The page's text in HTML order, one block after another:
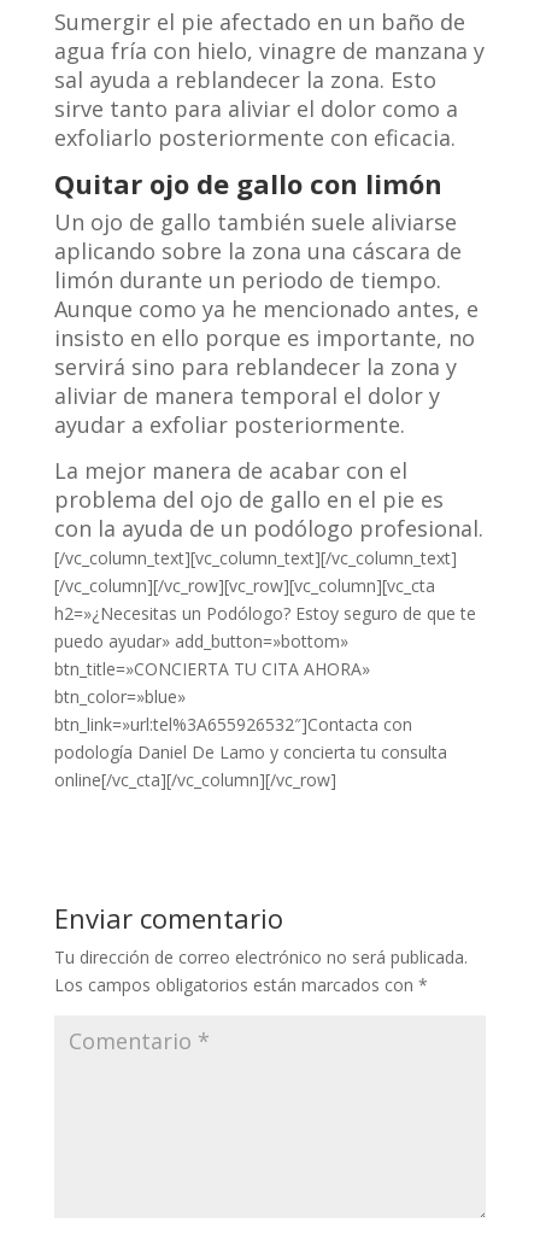
Sumergir el pie afectado en un baño de
agua fría con hielo, vinagre de manzana y
sal ayuda a reblandecer la zona. Esto
sirve tanto para aliviar el dolor como a
exfoliarlo posteriormente con eficacia.
Quitar ojo de gallo con limón
Un ojo de gallo también suele aliviarse
aplicando sobre la zona una cáscara de
limón durante un periodo de tiempo.
Aunque como ya he mencionado antes, e
insisto en ello porque es importante, no
servirá sino para reblandecer la zona y
aliviar de manera temporal el dolor y
ayudar a exfoliar posteriormente.
La mejor manera de acabar con el
problema del ojo de gallo en el pie es
con la ayuda de un podólogo profesional.
[/vc_column_text][vc_column_text][/vc_column_text]
[/vc_column][/vc_row][vc_row][vc_column][vc_cta
h2=»¿Necesitas un Podólogo? Estoy seguro de que te
puedo ayudar» add_button=»bottom»
btn_title=»CONCIERTA TU CITA AHORA»
btn_color=»blue»
btn_link=»url:tel%3A655926532″]Contacta con
podología Daniel De Lamo y concierta tu consulta
online[/vc_cta][/vc_column][/vc_row]
Enviar comentario
Tu dirección de correo electrónico no será publicada.
Los campos obligatorios están marcados con *